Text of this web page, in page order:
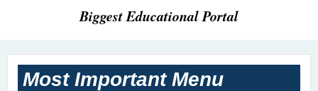
Biggest Educational Portal
Most Important Menu